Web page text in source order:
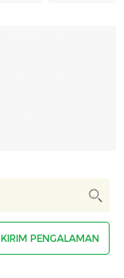
KIRIM PENGALAMAN